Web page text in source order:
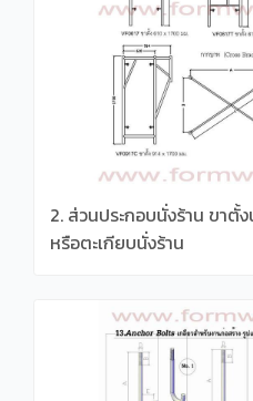
2. ส่วนประกอบนั่งร้าน ขาตั้
หรือตะเกียบนั่งร้าน